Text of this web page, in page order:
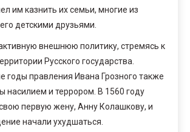
им казнить их семьи, многие из
детскими друзьями.
внешнюю политику, стремясь к
Русского государства.
годы правления Ивана Грозного также
насилием и террором. В 1560 году
первую жену, Анну Колашкову, и
начали ухудшаться.